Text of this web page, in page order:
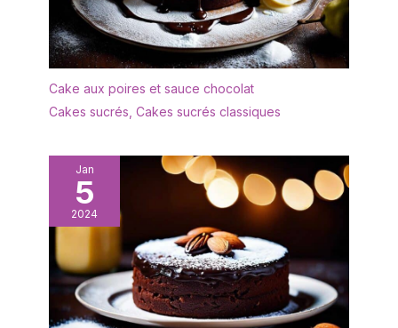
Cake aux poires et sauce chocolat
Cakes sucrés Cakes sucrés classiques
Jan
5
2024